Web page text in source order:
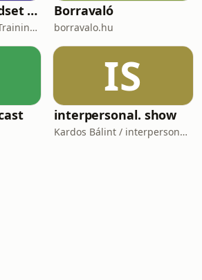
Champions Mindset Podcast
Bartos Gábor | MSC Training Group
Borravaló
borravalo.hu
IS
interpersonal. show
Kardos Bálint / interpersonal.host